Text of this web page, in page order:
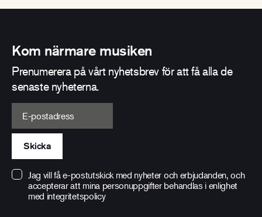
Kom närmare musiken
Prenumerera på vårt nyhetsbrev för att få alla de
senaste nyheterna.
E-postadress
Skicka
Jag vill få e-postutskick med nyheter och erbjudanden, och
accepterar att mina personuppgifter behandlas i enlighet
med integritetspolicy